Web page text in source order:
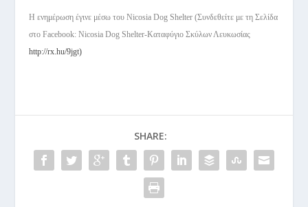
Η ενημέρωση έγινε μέσω του Nicosia Dog Shelter (Συνδεθείτε με τη Σελίδα
στο Facebook: Nicosia Dog Shelter-Καταφύγιο Σκύλων Λευκωσίας
http://rx.hu/9jgt)
SHARE: